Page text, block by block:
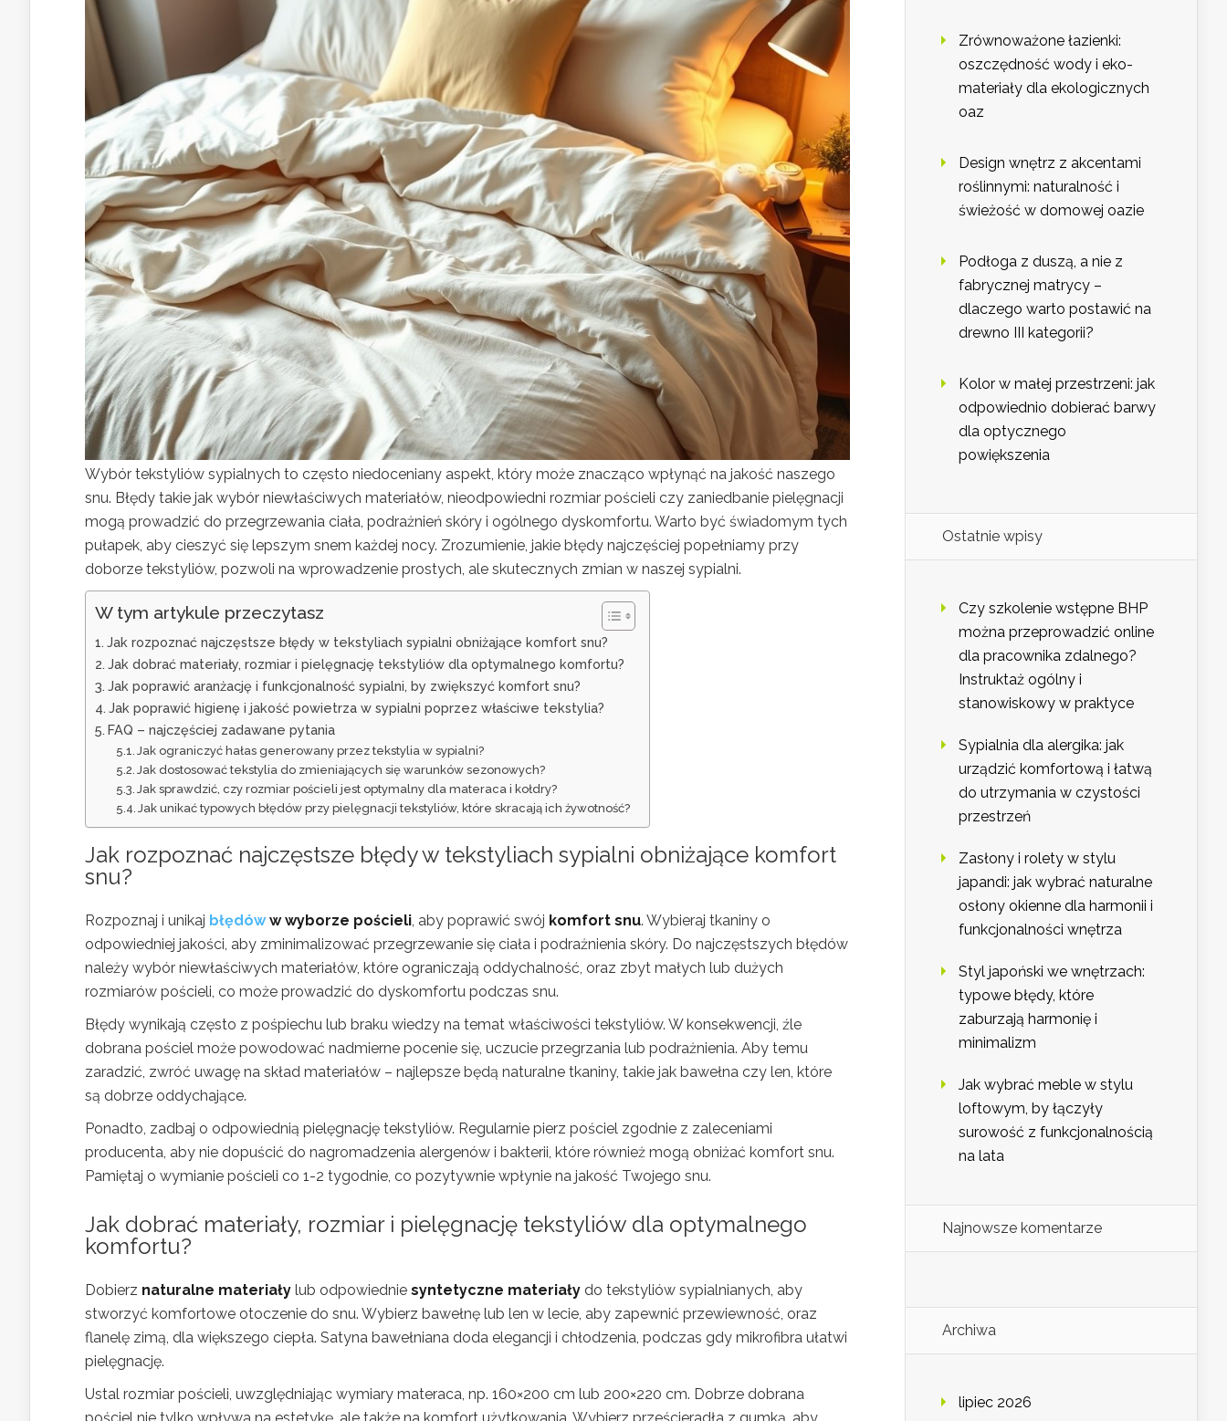
Wybór tekstyliów sypialnych to często niedoceniany aspekt, który może znacząco wpłynąć na jakość naszego
snu. Błędy takie jak wybór niewłaściwych materiałów, nieodpowiedni rozmiar pościeli czy zaniedbanie pielęgnacji
mogą prowadzić do przegrzewania ciała, podrażnień skóry i ogólnego dyskomfortu. Warto być świadomym tych
pułapek, aby cieszyć się lepszym snem każdej nocy. Zrozumienie, jakie błędy najczęściej popełniamy przy
doborze tekstyliów, pozwoli na wprowadzenie prostych, ale skutecznych zmian w naszej sypialni.
W tym artykule przeczytasz
Jak rozpoznać najczęstsze błędy w tekstyliach sypialni obniżające komfort snu?
Jak dobrać materiały, rozmiar i pielęgnację tekstyliów dla optymalnego komfortu?
Jak poprawić aranżację i funkcjonalność sypialni, by zwiększyć komfort snu?
Jak poprawić higienę i jakość powietrza w sypialni poprzez właściwe tekstylia?
FAQ – najczęściej zadawane pytania
Jak ograniczyć hałas generowany przez tekstylia w sypialni?
Jak dostosować tekstylia do zmieniających się warunków sezonowych?
Jak sprawdzić, czy rozmiar pościeli jest optymalny dla materaca i kołdry?
Jak unikać typowych błędów przy pielęgnacji tekstyliów, które skracają ich żywotność?
Jak rozpoznać najczęstsze błędy w tekstyliach sypialni obniżające komfort
snu?
Rozpoznaj i unikaj błędóww wyborze pościeli , aby poprawić swój komfort snu. Wybieraj tkaniny o
odpowiedniej jakości, aby zminimalizować przegrzewanie się ciała i podrażnienia skóry. Do najczęstszych błędów
należy wybór niewłaściwych materiałów, które ograniczają oddychalność, oraz zbyt małych lub dużych
rozmiarów pościeli, co może prowadzić do dyskomfortu podczas snu.
Błędy wynikają często z pośpiechu lub braku wiedzy na temat właściwości tekstyliów. W konsekwencji, źle
dobrana pościel może powodować nadmierne pocenie się, uczucie przegrzania lub podrażnienia. Aby temu
zaradzić, zwróć uwagę na skład materiałów – najlepsze będą naturalne tkaniny, takie jak bawełna czy len, które
są dobrze oddychające.
Ponadto, zadbaj o odpowiednią pielęgnację tekstyliów. Regularnie pierz pościel zgodnie z zaleceniami
producenta, aby nie dopuścić do nagromadzenia alergenów i bakterii, które również mogą obniżać komfort snu.
Pamiętaj o wymianie pościeli co 1-2 tygodnie, co pozytywnie wpłynie na jakość Twojego snu.
Jak dobrać materiały, rozmiar i pielęgnację tekstyliów dla optymalnego
komfortu?
Dobierz naturalne materiały lub odpowiednie syntetyczne materiały do tekstyliów sypialnianych, aby
stworzyć komfortowe otoczenie do snu. Wybierz bawełnę lub len w lecie, aby zapewnić przewiewność, oraz
flanelę zimą, dla większego ciepła. Satyna bawełniana doda elegancji i chłodzenia, podczas gdy mikrofibra ułatwi
pielęgnację.
Ustal rozmiar pościeli, uwzględniając wymiary materaca, np. 160×200 cm lub 200×220 cm. Dobrze dobrana
pościel nie tylko wpływa na estetykę, ale także na komfort użytkowania. Wybierz prześcieradła z gumką, aby
Zrównoważone łazienki:
oszczędność wody i eko-
materiały dla ekologicznych
oaz
Design wnętrz z akcentami
roślinnymi: naturalność i
świeżość w domowej oazie
Podłoga z duszą, a nie z
fabrycznej matrycy –
dlaczego warto postawić na
drewno III kategorii?
Kolor w małej przestrzeni: jak
odpowiednio dobierać barwy
dla optycznego
powiększenia
Ostatnie wpisy
Czy szkolenie wstępne BHP
można przeprowadzić online
dla pracownika zdalnego?
Instruktaż ogólny i
stanowiskowy w praktyce
Sypialnia dla alergika: jak
urządzić komfortową i łatwą
do utrzymania w czystości
przestrzeń
Zasłony i rolety w stylu
japandi: jak wybrać naturalne
osłony okienne dla harmonii i
funkcjonalności wnętrza
Styl japoński we wnętrzach:
typowe błędy, które
zaburzają harmonię i
minimalizm
Jak wybrać meble w stylu
loftowym, by łączyły
surowość z funkcjonalnością
na lata
Najnowsze komentarze
Archiwa
lipiec 2026